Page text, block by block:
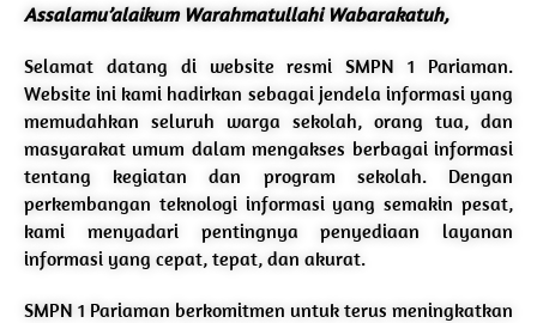
Assalamu’alaikum Warahmatullahi Wabarakatuh,
Selamat datang di website resmi SMPN 1 Pariaman.
Website ini kami hadirkan sebagai jendela informasi yang
memudahkan seluruh warga sekolah, orang tua, dan
masyarakat umum dalam mengakses berbagai informasi
tentang kegiatan dan program sekolah. Dengan
perkembangan teknologi informasi yang semakin pesat,
kami menyadari pentingnya penyediaan layanan
informasi yang cepat, tepat, dan akurat.
SMPN 1 Pariaman berkomitmen untuk terus meningkatkan